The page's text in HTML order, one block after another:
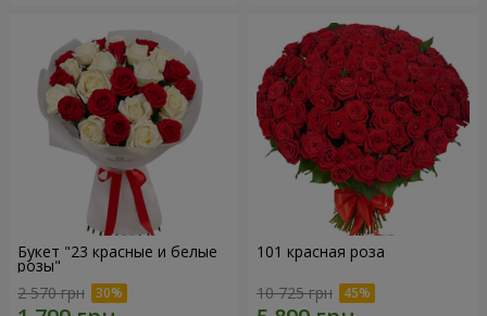
Букет "23 красные и белые
розы"
2 570 грн
101 красная роза
10 725 грн